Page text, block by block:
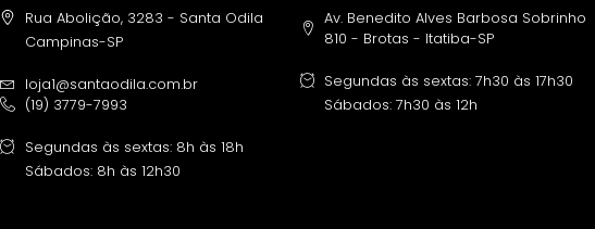
Rua Abolição, 3283 - Santa Odila
Campinas-SP
loja1@santaodila.com.br
(19) 3779-7993
Segundas às sextas: 8h às 18h
Sábados: 8h às 12h30
Av. Benedito Alves Barbosa Sobrinho
810 - Brotas - Itatiba-SP
Segundas às sextas: 7h30 às 17h30
Sábados: 7h30 às 12h